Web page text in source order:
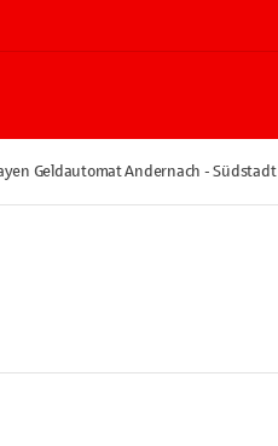
Geldautomat Andernach - Südstadt